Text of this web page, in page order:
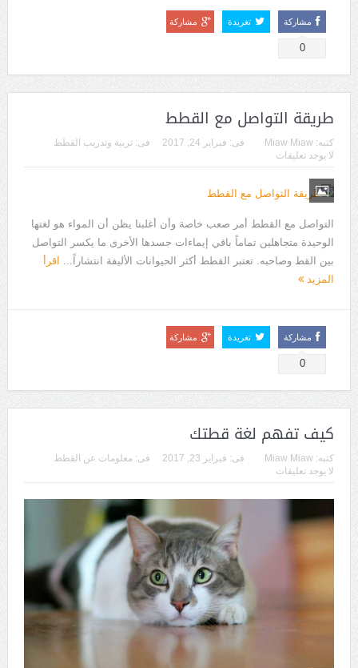
مشاركة
0
تغريدة مشاركة
طريقة التواصل مع القطط
كتبه: Miaw Miaw فى: فبراير 24, 2017 فى: تربية وتدريب القطط
لا يوجد تعليقات
التواصل مع القطط أمر صعب خاصة وأن أغلبنا يظن أن المواء هو لغتها
الوحيدة متجاهلين تماماً باقي إيماءات جسدها الأخرى ما يكسر التواصل
بين القط وصاحبه. تعتبر القطط أكثر الحيوانات الأليفة انتشاراً...
اقرأ
المزيد
مشاركة
0
تغريدة مشاركة
كيف تفهم لغة قطتك
كتبه: Miaw Miaw فى: فبراير 23, 2017 فى: معلومات عن القطط
لا يوجد تعليقات